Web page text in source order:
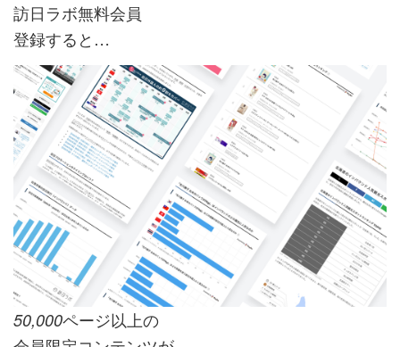
訪日ラボ無料会員
登録すると…
50,000ページ以上の